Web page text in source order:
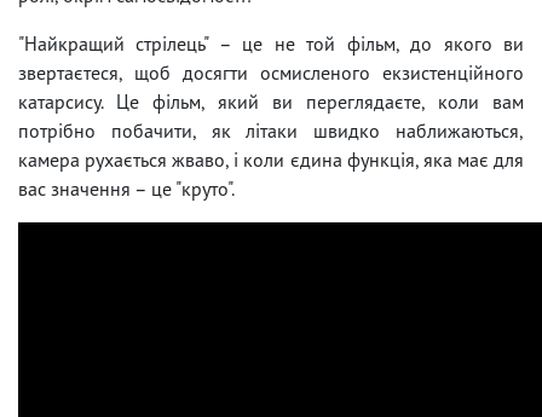
"Найкращий стрілець" – це не той фільм, до якого ви
звертаєтеся, щоб досягти осмисленого екзистенційного
катарсису. Це фільм, який ви переглядаєте, коли вам
потрібно побачити, як літаки швидко наближаються,
камера рухається жваво, і коли єдина функція, яка має для
вас значення – це "круто".